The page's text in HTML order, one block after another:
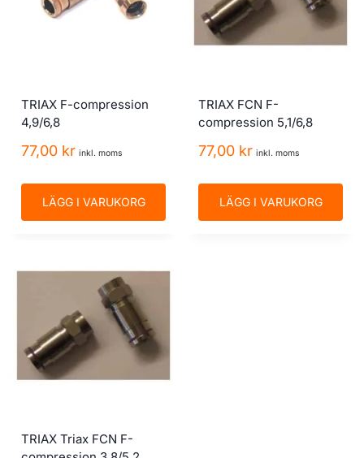
TRIAX F-compression
4,9/6,8
77,00 kr inkl. moms
LÄGG I VARUKORG
TRIAX FCN F-
compression 5,1/6,8
77,00 kr inkl. moms
LÄGG I VARUKORG
TRIAX Triax FCN F-